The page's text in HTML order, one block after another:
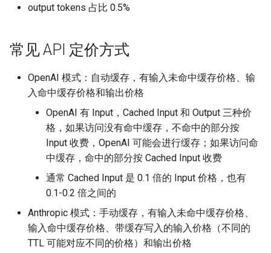
output tokens 占比 0.5%
常见 API 定价方式
OpenAI 模式：自动缓存，有输入未命中缓存价格、输
入命中缓存价格和输出价格
OpenAI 有 Input，Cached Input 和 Output 三种价
格，如果访问没有命中缓存，不命中的部分按
Input 收费，OpenAI 可能会进行缓存；如果访问命
中缓存，命中的部分按 Cached Input 收费
通常 Cached Input 是 0.1 倍的 Input 价格，也有
0.1-0.2 倍之间的
Anthropic 模式：手动缓存，有输入未命中缓存价格、
输入命中缓存价格、带缓存写入的输入价格（不同的
TTL 可能对应不同的价格）和输出价格